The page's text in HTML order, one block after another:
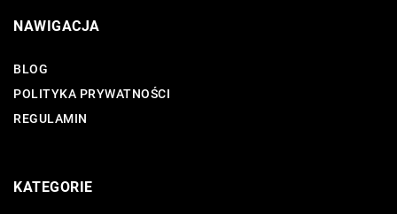
NAWIGACJA
BLOG
POLITYKA PRYWATNOŚCI
REGULAMIN
KATEGORIE